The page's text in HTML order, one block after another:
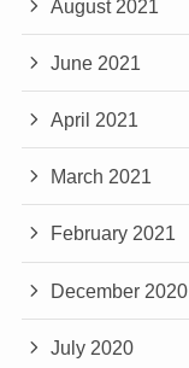
August 2021
June 2021
April 2021
March 2021
February 2021
December 2020
July 2020